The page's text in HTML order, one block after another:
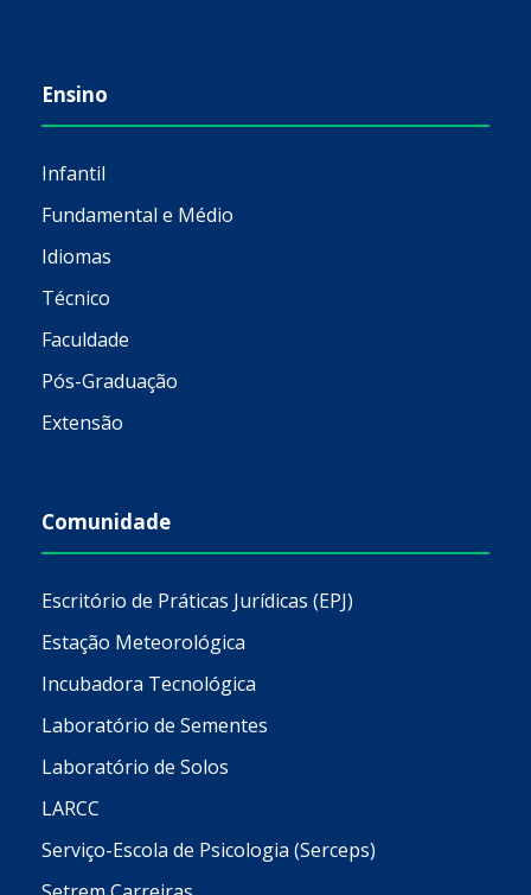
Ensino
Infantil
Fundamental e Médio
Idiomas
Técnico
Faculdade
Pós-Graduação
Extensão
Comunidade
Escritório de Práticas Jurídicas (EPJ)
Estação Meteorológica
Incubadora Tecnológica
Laboratório de Sementes
Laboratório de Solos
LARCC
Serviço-Escola de Psicologia (Serceps)